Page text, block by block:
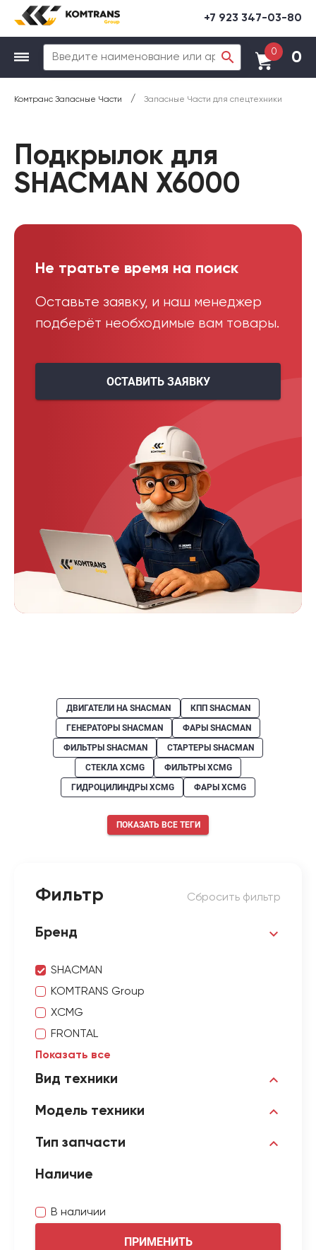
+7 923 347-03-80
0 0
Комтранс Запасные Части / Запасные Части для спецтехники
Подкрылок для
SHACMAN X6000
Не тратьте время на поиск
Оставьте заявку, и наш менеджер
подберёт необходимые вам товары.
ОСТАВИТЬ ЗАЯВКУ
ДВИГАТЕЛИ НА SHACMAN
КПП SHACMAN
ГЕНЕРАТОРЫ SHACMAN
ФАРЫ SHACMAN
ФИЛЬТРЫ SHACMAN
СТАРТЕРЫ SHACMAN
СТЕКЛА XCMG
ФИЛЬТРЫ XCMG
ГИДРОЦИЛИНДРЫ XCMG
ФАРЫ XCMG
ПОКАЗАТЬ ВСЕ ТЕГИ
Фильтр Сбросить фильтр
Бренд
SHACMAN
KOMTRANS Group
XCMG
FRONTAL
Показать все
Вид техники
Модель техники
Тип запчасти
Наличие
В наличии
ПРИМЕНИТЬ